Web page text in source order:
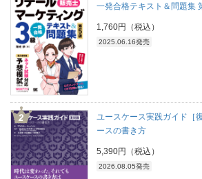
一発合格テキスト＆問題集
1,760円（税込）
2025.06.16発売
ユースケース実践ガイド［
ースの書き方
5,390円（税込）
2026.08.05発売